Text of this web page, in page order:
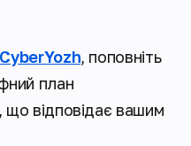
, поповніть
план
що відповідає вашим